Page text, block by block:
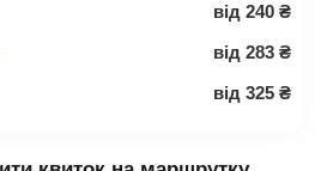
від 240 ₴
від 283 ₴
від 325 ₴